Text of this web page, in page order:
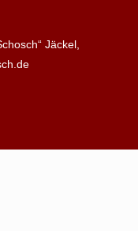
Jäckel,